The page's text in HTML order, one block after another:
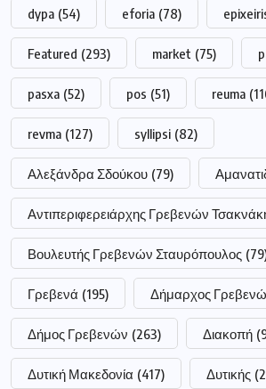
dypa (54) eforia (78)
Featured (293) market (75)
pasxa (52) pos (51) reuma
revma (127) syllipsi (82)
Αλεξάνδρα Σδούκου (79)
Αντιπεριφερειάρχης Γρεβενών
Βουλευτής Γρεβενών Σταυρόπουλος
Γρεβενά (195) Δήμαρχος
Δήμος Γρεβενών (263) Διακοπή
Δυτική Μακεδονία (417) Δυτικής